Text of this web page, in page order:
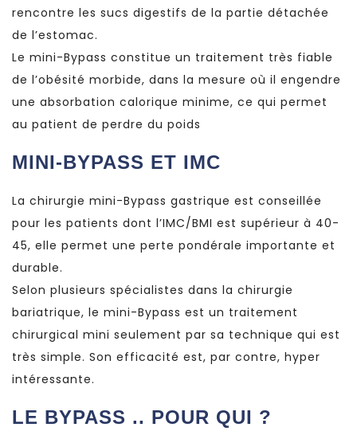
rencontre les sucs digestifs de la partie détachée
de l’estomac.
Le mini-Bypass constitue un traitement très fiable
de l’obésité morbide, dans la mesure où il engendre
une absorbation calorique minime, ce qui permet
au patient de perdre du poids
MINI-BYPASS ET IMC
La chirurgie mini-Bypass gastrique est conseillée
pour les patients dont l’IMC/BMI est supérieur à 40-
45, elle permet une perte pondérale importante et
durable.
Selon plusieurs spécialistes dans la chirurgie
bariatrique, le mini-Bypass est un traitement
chirurgical mini seulement par sa technique qui est
très simple. Son efficacité est, par contre, hyper
intéressante.
LE BYPASS .. POUR QUI ?